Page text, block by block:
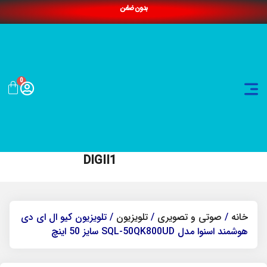
بدون ضامن
0
DIGII1
خانه / صوتی و تصویری / تلویزیون / تلویزیون کیو ال ای دی
هوشمند اسنوا مدل SQL-50QK800UD سایز 50 اینچ